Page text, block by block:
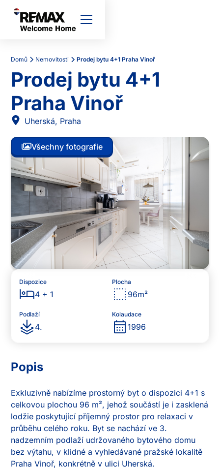
Domů Nemovitosti Prodej bytu 4+1 Praha Vinoř
Prodej bytu 4+1
Praha Vinoř
Uherská, Praha
Všechny fotografie
Dispozice
4 + 1
Plocha
96m²
Podlaží
4.
Kolaudace
1996
Popis
Exkluzivně nabízíme prostorný byt o dispozici 4+1 s
celkovou plochou 96 m², jehož součástí je i zasklená
lodžie poskytující příjemný prostor pro relaxaci v
průběhu celého roku. Byt se nachází ve 3.
nadzemním podlaží udržovaného bytového domu
bez výtahu, v klidné a vyhledávané pražské lokalitě
Praha Vinoř, konkrétně v ulici Uherská.